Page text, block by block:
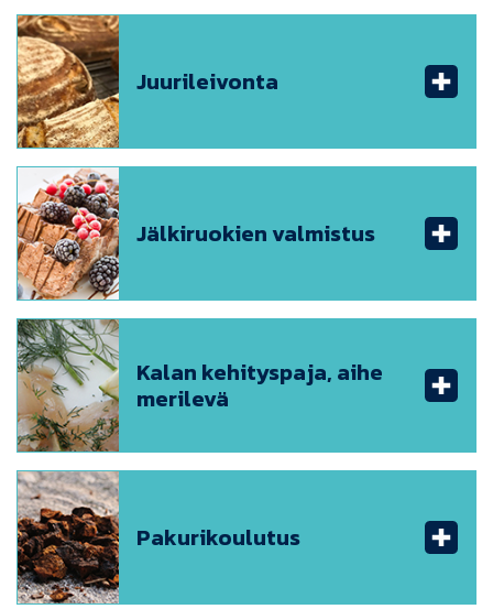
Juurileivonta
Jälkiruokien valmistus
Kalan kehityspaja, aihe
merilevä
Pakurikoulutus